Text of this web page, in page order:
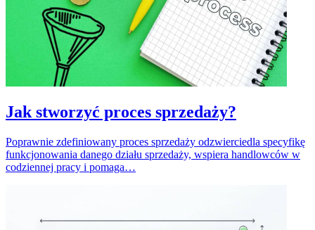
Jak stworzyć proces sprzedaży?
Poprawnie zdefiniowany proces sprzedaży odzwierciedla specyfikę
funkcjonowania danego działu sprzedaży, wspiera handlowców w
codziennej pracy i pomaga…